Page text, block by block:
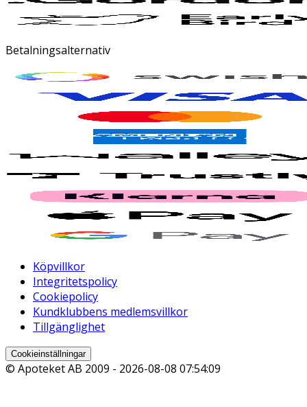
Betalningsalternativ
Köpvillkor
Integritetspolicy
Cookiepolicy
Kundklubbens medlemsvillkor
Tillgänglighet
Cookieinställningar
© Apoteket AB 2009 - 2026-08-08 07:54:09